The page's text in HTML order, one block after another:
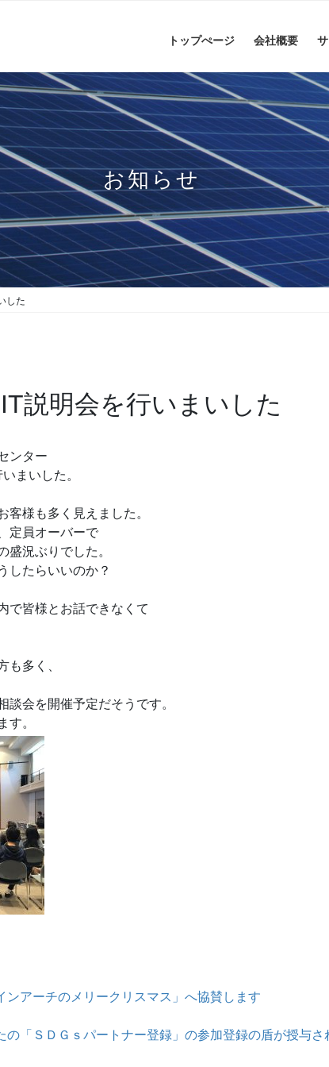
トップぺージ 会社概要
お知らせ
した
説明会を行いまいした
ンター
まいした。
客様も多く見えました。
定員オーバーで
盛況ぶりでした。
したらいいのか？
で皆様とお話できなくて
も多く、
談会を開催予定だそうです。
す。
ンアーチのメリークリスマス」へ協賛します
の「ＳＤＧｓパートナー登録」の参加登録の盾が授与さ